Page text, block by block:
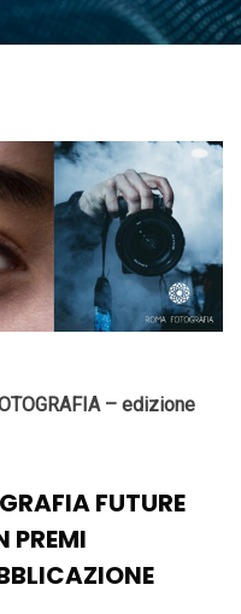
– edizione
FUTURE
PREMI